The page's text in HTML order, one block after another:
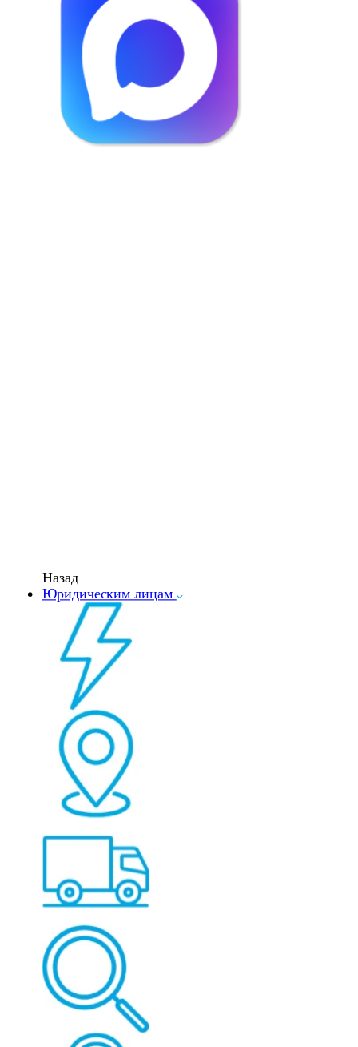
Назад
Юридическим лицам